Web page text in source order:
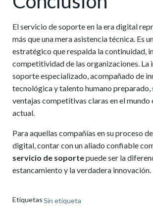
Elservicio de soporteen la era digital
más que una mera asistencia técnica. Es
estratégico que respalda la continuidad,
competitividad de las organizaciones. La
soporte especializado, acompañado de
tecnológica y talento humano preparado,
ventajas competitivas claras en el mundo
actual.
Para aquellas compañías en su proceso
digital, contar con un aliado confiable
servicio de soportepuede ser la
estancamiento y la verdadera innovación.
Etiquetas Sin etiqueta